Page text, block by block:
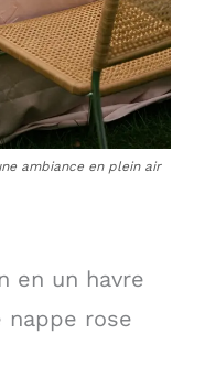
ambiance en plein air
en un havre
nappe rose